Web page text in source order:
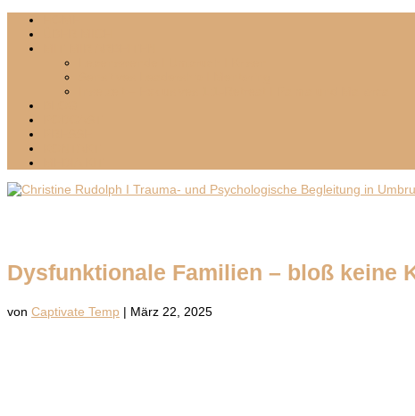
Dysfunktionale Familien – bloß keine
von Captivate Temp | März 22, 2025